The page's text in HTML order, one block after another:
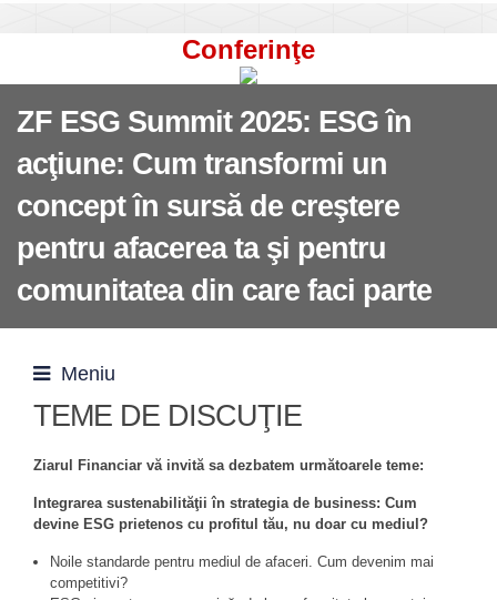
Conferinţe
ZF ESG Summit 2025: ESG în
acţiune: Cum transformi un
concept în sursă de creştere
pentru afacerea ta şi pentru
comunitatea din care faci parte
Meniu
TEME DE DISCUŢIE
Ziarul Financiar vă invită sa dezbatem următoarele teme:
Integrarea sustenabilităţii în strategia de business: Cum
devine ESG prietenos cu profitul tău, nu doar cu mediul?
Noile standarde pentru mediul de afaceri. Cum devenim mai
competitivi?